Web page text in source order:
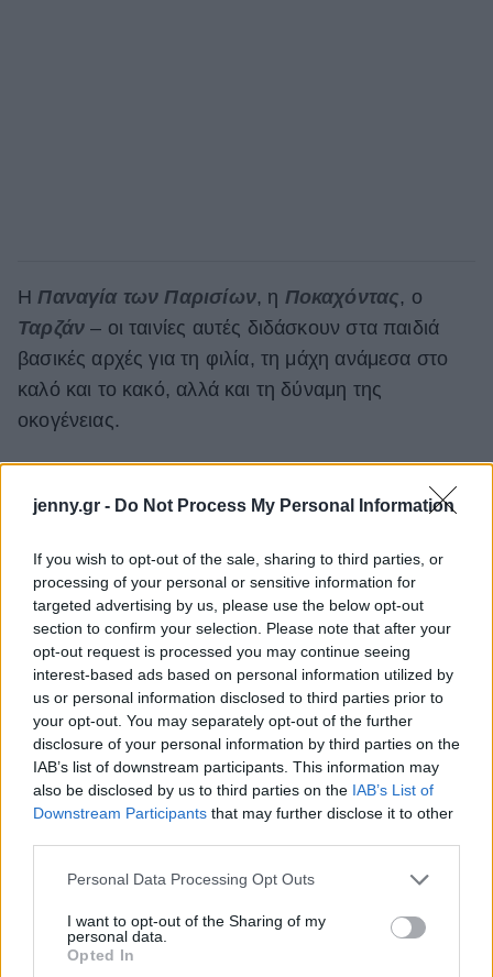
jenny.gr - Do Not Process My Personal Information
If you wish to opt-out of the sale, sharing to third parties, or
processing of your personal or sensitive information for
targeted advertising by us, please use the below opt-out
section to confirm your selection. Please note that after your
opt-out request is processed you may continue seeing
interest-based ads based on personal information utilized by
us or personal information disclosed to third parties prior to
your opt-out. You may separately opt-out of the further
disclosure of your personal information by third parties on the
IAB’s list of downstream participants. This information may
also be disclosed by us to third parties on the IAB’s List of
Downstream Participants that may further disclose it to other
Please note that this website/app uses one or more Google
not limited to your visit or usage behaviour. You may click to
grant or deny consent to Google and its third-party tags to
use your data for below specified purposes in below Google
Personal Data Processing Opt Outs
I want to opt-out of the Sharing of my
personal data.
Opted In
ΗΠαναγία των Παρισίων, η Ποκαχόντας, ο
Ταρζάν– οι ταινίες αυτές διδάσκουν στα παιδιά
βασικές αρχές για τη φιλία, τη μάχη ανάμεσα στο
καλό και το κακό, αλλά και τη δύναμη της
οκογένειας.
Σε μία λίστα 155 ταινιών, βλέπουμε τους τίτλους
και τις αξίες που περνούν στα παιδιά, αλλά και το
Νέμο μέχρι τουςΑπίθανους. Μπορείτε να τη
βρείτεεδώ